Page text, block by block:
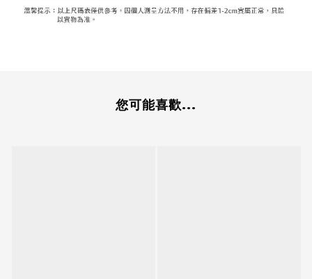
您可能喜歡...